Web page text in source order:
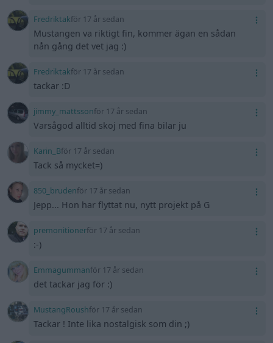
Fredriktakför 17 år sedan
Mustangen va riktigt fin, kommer ägan en sådan
nån gång det vet jag :)
Fredriktakför 17 år sedan
tackar :D
jimmy_mattssonför 17 år sedan
Varsågod alltid skoj med fina bilar ju
Karin_Bför 17 år sedan
Tack så mycket=)
850_brudenför 17 år sedan
Jepp... Hon har flyttat nu, nytt projekt på G
premonitionerför 17 år sedan
:-)
Emmagummanför 17 år sedan
det tackar jag för :)
MustangRoushför 17 år sedan
Tackar ! Inte lika nostalgisk som din ;)